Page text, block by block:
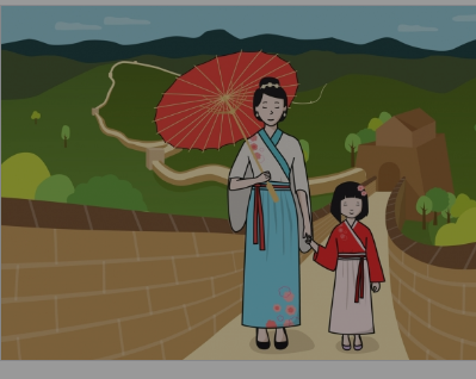
Leer más
La Gran Muralla China